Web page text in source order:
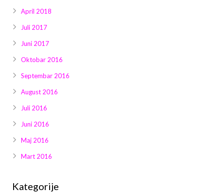
April 2018
Juli 2017
Juni 2017
Oktobar 2016
Septembar 2016
August 2016
Juli 2016
Juni 2016
Maj 2016
Mart 2016
Kategorije